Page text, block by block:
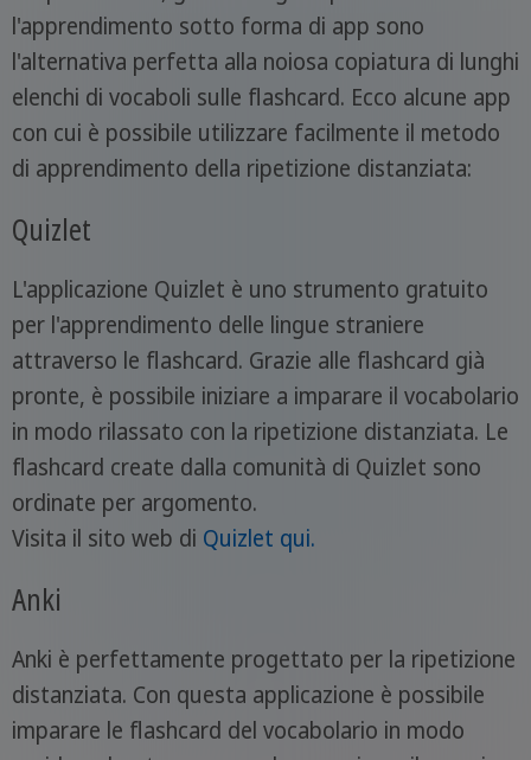
l'apprendimento sotto forma di app sono
l'alternativa perfetta alla noiosa copiatura di lunghi
elenchi di vocaboli sulle flashcard. Ecco alcune app
con cui è possibile utilizzare facilmente il metodo
di apprendimento della ripetizione distanziata:
Quizlet
L'applicazione Quizlet è uno strumento gratuito
per l'apprendimento delle lingue straniere
attraverso le flashcard. Grazie alle flashcard già
pronte, è possibile iniziare a imparare il vocabolario
in modo rilassato con la ripetizione distanziata. Le
flashcard create dalla comunità di Quizlet sono
ordinate per argomento.
Visita il sito web di Quizlet qui.
Anki
Anki è perfettamente progettato per la ripetizione
distanziata. Con questa applicazione è possibile
imparare le flashcard del vocabolario in modo